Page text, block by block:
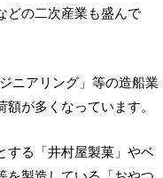
どの二次産業も盛んで
ニアリング」等の造船業
が多くなっています。
する「井村屋製菓」やベ